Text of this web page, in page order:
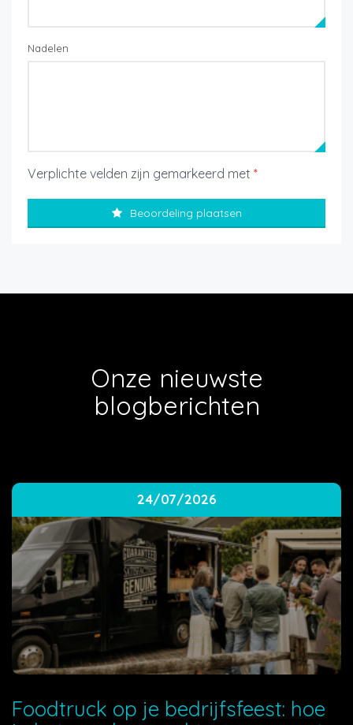
Nadelen
Verplichte velden zijn gemarkeerd met *
Beoordeling plaatsen
Onze nieuwste
blogberichten
24/07/2026
Foodtruck op je bedrijfsfeest: hoe